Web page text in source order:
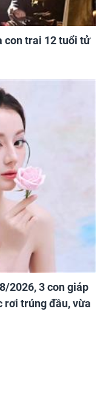
con trai 12 tuổi tử
2026, 3 con giáp
rơi trúng đầu, vừa